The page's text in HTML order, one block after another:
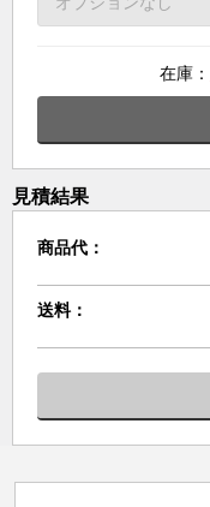
在庫：
見積結果
商品代：
送料：